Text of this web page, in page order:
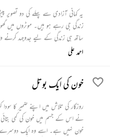
یہ کہانی آزادی سے پہلے کی دو
زندگی جی رہے ہو ہیں۔ موٹروں میں
ساتھ ہی زندگی کے لیے جدوجہد کرنے
طرف آزادی کے لیے مر مٹنے والے وہ
احمد علی
خون کی ایک بوتل
روزگار کی تلاش میں اپنے ضمیر کا
نے اس کے جسم میں خون کی کمی
خون نہیں ہے۔ اسے وہ ایک دوسرے